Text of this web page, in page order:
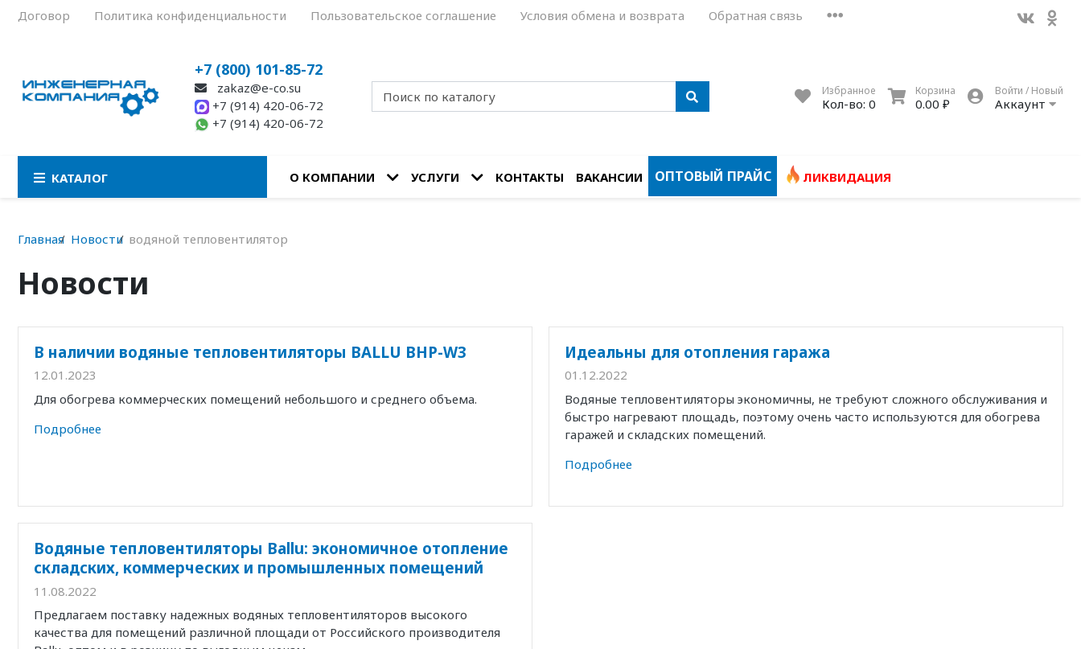
Договор Политика конфиденциальности Пользовательское соглашение Условия обмена и возврата Обратная связь
+7 (800) 101-85-72
zakaz@e-co.su
+7 (914) 420-06-72
+7 (914) 420-06-72
Избранное
Кол-во: 0
Корзина
0.00 ₽
Войти / Новый
Аккаунт
КАТАЛОГ О КОМПАНИИ УСЛУГИ КОНТАКТЫ ВАКАНСИИ ОПТОВЫЙ ПРАЙС ЛИКВИДАЦИЯ
Главная Новости водяной тепловентилятор
Новости
В наличии водяные тепловентиляторы BALLU BHP-W3
12.01.2023
Для обогрева коммерческих помещений небольшого и среднего объема.
Подробнее
Идеальны для отопления гаража
01.12.2022
Водяные тепловентиляторы экономичны, не требуют сложного обслуживания и
быстро нагревают площадь, поэтому очень часто используются для обогрева
гаражей и складских помещений.
Подробнее
Водяные тепловентиляторы Ballu: экономичное отопление
складских, коммерческих и промышленных помещений
11.08.2022
Предлагаем поставку надежных водяных тепловентиляторов высокого
качества для помещений различной площади от Российского производителя